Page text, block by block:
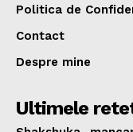
Politica de
Contact
Despre mine
Ultimele